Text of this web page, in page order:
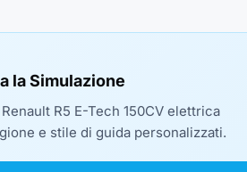
la Simulazione
R5 E-Tech 150CV elettrica
e stile di guida personalizzati.